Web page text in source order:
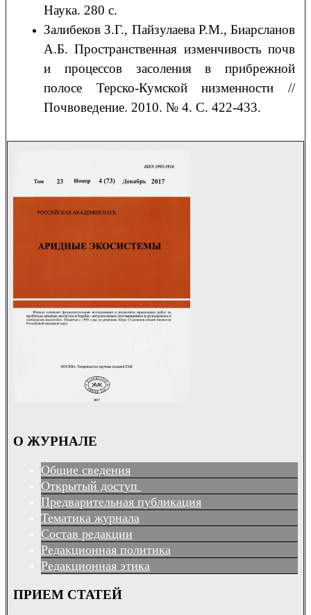
Наука. 280 с.
Залибеков З.Г., Пайзулаева Р.М., Биарсланов
А.Б. Пространственная изменчивость почв
и процессов засоления в прибрежной
полосе Терско-Кумской низменности //
Почвоведение. 2010. № 4. С. 422-433.
О ЖУРНАЛЕ
Общие сведения
Открытый доступ
Предварительная публикация
Тематика журнала
Состав редакции
Редакционная политика
Редакционная этика
ПРИЕМ СТАТЕЙ